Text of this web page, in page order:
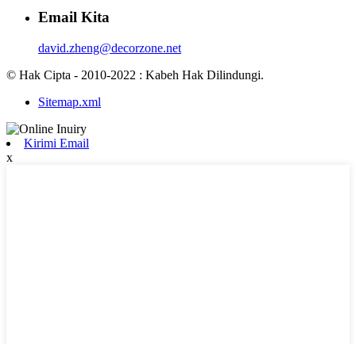
Email Kita
david.zheng@decorzone.net
© Hak Cipta - 2010-2022 : Kabeh Hak Dilindungi.
Sitemap.xml
Kirimi Email
x